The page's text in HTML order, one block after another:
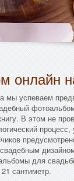
онлайн
мы успеваем
В этом не
процесс,
для
сантиметр.